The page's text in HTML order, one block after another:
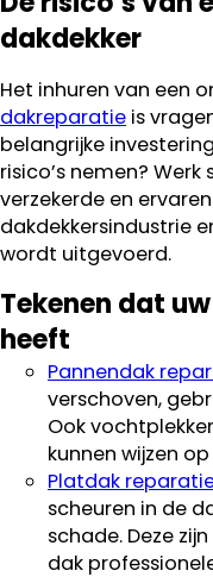
dakdekker
Het inhuren van een
dakreparatie is
belangrijke
risico’s nemen?
verzekerde en
dakdekkersindustrie
wordt uitgevoerd.
Tekenen dat
heeft
Pannendak
verschoven,
Ook
kunnen wijzen
Platdak
scheuren in de
schade. Deze
dak